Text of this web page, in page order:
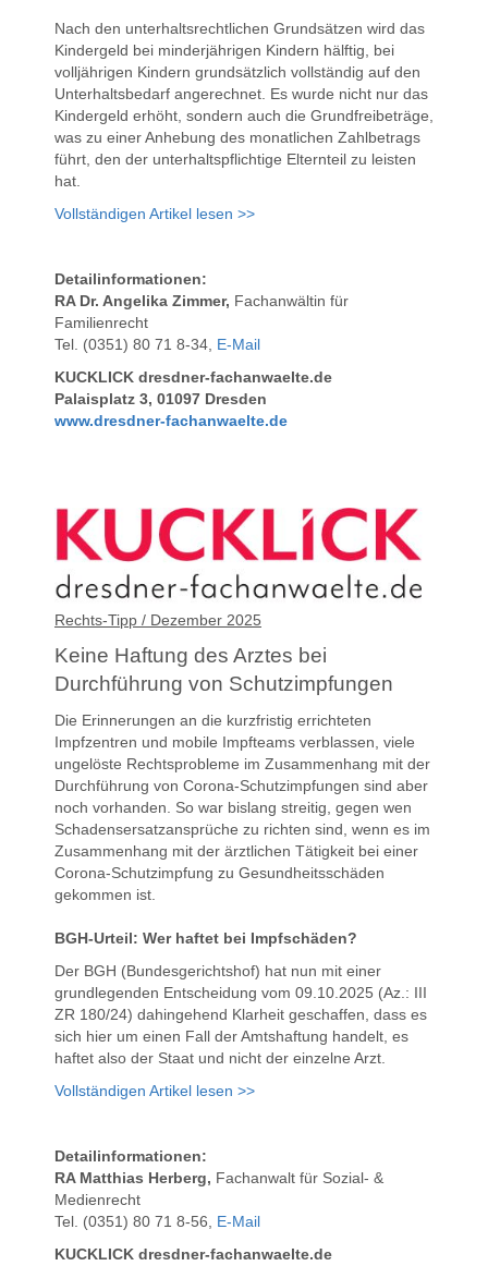
Nach den unterhaltsrechtlichen Grundsätzen wird das
Kindergeld bei minderjährigen Kindern hälftig, bei
volljährigen Kindern grundsätzlich vollständig auf den
Unterhaltsbedarf angerechnet. Es wurde nicht nur das
Kindergeld erhöht, sondern auch die Grundfreibeträge,
was zu einer Anhebung des monatlichen Zahlbetrags
führt, den der unterhaltspflichtige Elternteil zu leisten
hat.
Vollständigen Artikel lesen >>
Detailinformationen:
RA Dr. Angelika Zimmer, Fachanwältin für
Familienrecht
Tel. (0351) 80 71 8-34, E-Mail
KUCKLICK dresdner-fachanwaelte.de
Palaisplatz 3, 01097 Dresden
www.dresdner-fachanwaelte.de
Rechts-Tipp / Dezember 2025
Keine Haftung des Arztes bei
Durchführung von Schutzimpfungen
Die Erinnerungen an die kurzfristig errichteten
Impfzentren und mobile Impfteams verblassen, viele
ungelöste Rechtsprobleme im Zusammenhang mit der
Durchführung von Corona-Schutzimpfungen sind aber
noch vorhanden. So war bislang streitig, gegen wen
Schadensersatzansprüche zu richten sind, wenn es im
Zusammenhang mit der ärztlichen Tätigkeit bei einer
Corona-Schutzimpfung zu Gesundheitsschäden
gekommen ist.
BGH-Urteil: Wer haftet bei Impfschäden?
Der BGH (Bundesgerichtshof) hat nun mit einer
grundlegenden Entscheidung vom 09.10.2025 (Az.: III
ZR 180/24) dahingehend Klarheit geschaffen, dass es
sich hier um einen Fall der Amtshaftung handelt, es
haftet also der Staat und nicht der einzelne Arzt.
Vollständigen Artikel lesen >>
Detailinformationen:
RA Matthias Herberg, Fachanwalt für Sozial- &
Medienrecht
Tel. (0351) 80 71 8-56, E-Mail
KUCKLICK dresdner-fachanwaelte.de